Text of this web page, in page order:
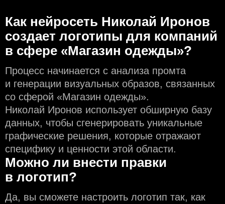
Как нейросеть Николай Иронов
создаeт логотипы для компаний
в сфере «Магазин одежды»?
Процесс начинается с анализа промта
и генерации визуальных образов, связанных
со сферой «Магазин одежды».
Николай Иронов использует обширную базу
данных, чтобы сгенерировать уникальные
графические решения, которые отражают
специфику и ценности этой области.
Можно ли внести правки
в логотип?
Да, вы сможете настроить логотип так, как